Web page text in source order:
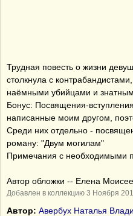
Трудная повесть о жизни
столкнула с
наёмными убийцами и
Бонус: Посвящения-
написанные моим другом,
Среди них отдельно -
роману: "Двум могилам"
Примечания с необходимыми
Автор обложки -- Елена
Добавлен в коллекцию 3 Ноября
Автор: Авербух Наталья